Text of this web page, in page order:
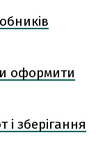
оформити
і зберігання